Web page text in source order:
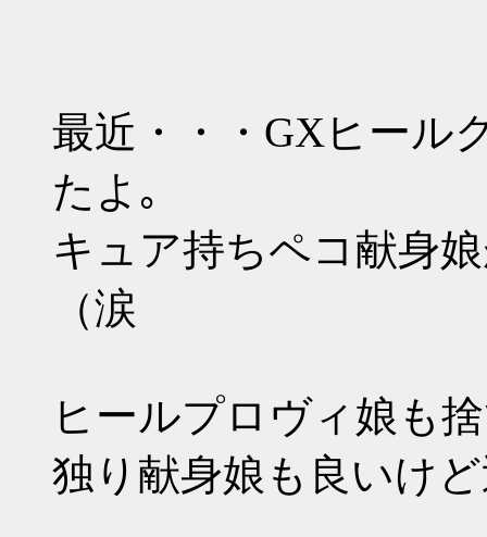
最近・・・GXヒール
たよ｡
キュア持ちペコ献身
（涙
ヒールプロヴィ娘も
独り献身娘も良いけ